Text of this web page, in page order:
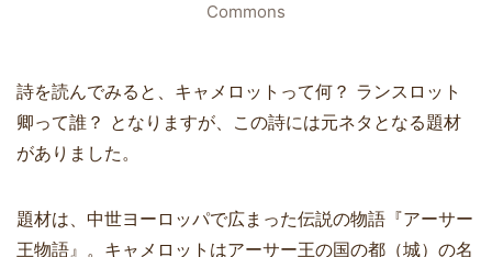
Commons
詩を読んでみると、キャメロットって何？ ランスロット
卿って誰？ となりますが、この詩には元ネタとなる題材
がありました。
題材は、中世ヨーロッパで広まった伝説の物語『アーサー
王物語』。キャメロットはアーサー王の国の都（城）の名